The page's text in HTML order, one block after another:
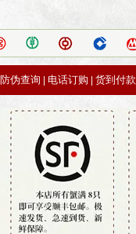
防伪查询 电话订购 货到付款